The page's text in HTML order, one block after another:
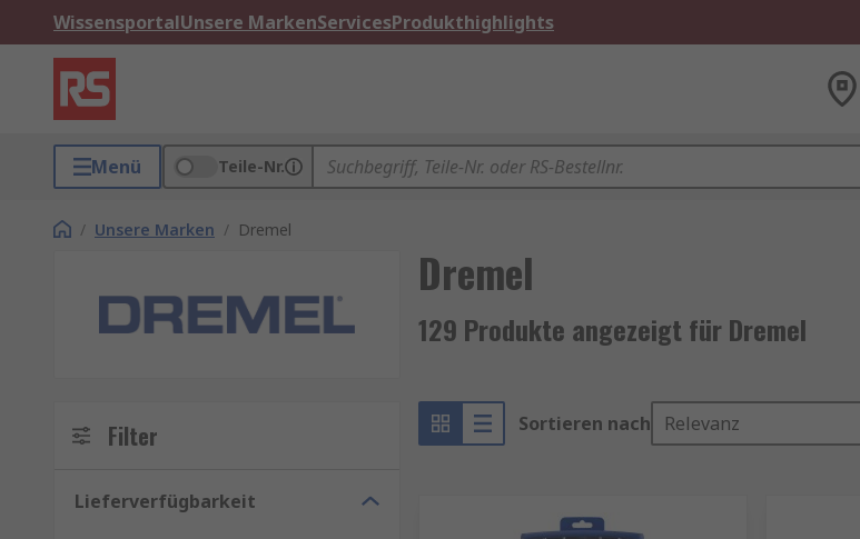
WissensportalUnsere MarkenServicesProdukthighlights
Menü Teile-Nr.
/ Unsere Marken / Dremel
Dremel
129 Produkte angezeigt für Dremel
Filter
Lieferverfügbarkeit
Sortieren nach Relevanz